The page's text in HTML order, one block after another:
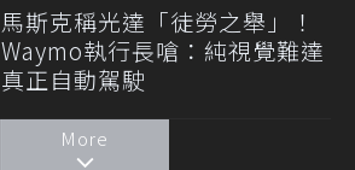
馬斯克稱光達「徒勞之舉」！
Waymo執行長嗆：純視覺難達
真正自動駕駛
More